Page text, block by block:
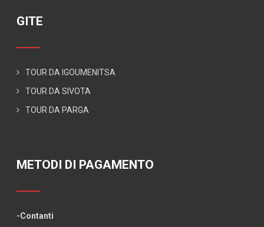
GITE
TOUR DA IGOUMENITSA
TOUR DA SIVOTA
TOUR DA PARGA
ΜΕΤΟDI DI PAGAMENTO
-Contanti